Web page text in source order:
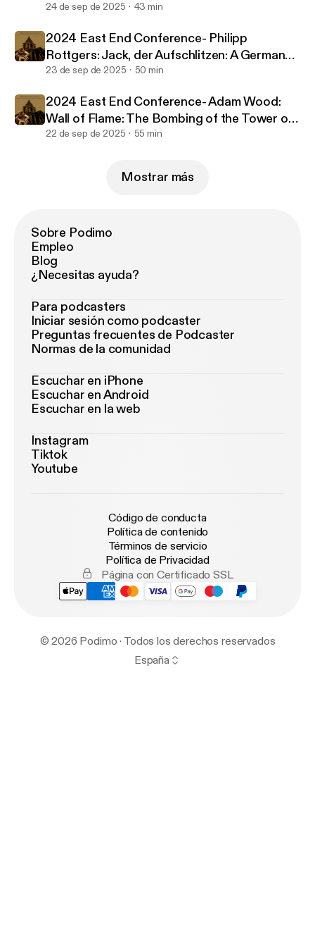
24 de sep de 2025 43 min
2024 East End Conference- Philipp
Rottgers: Jack, der Aufschlitzen: A German
perception of the Ripper murders from 1888
23 de sep de 2025 50 min
2024 East End Conference- Adam Wood:
Wall of Flame: The Bombing of the Tower of
London, 1885
22 de sep de 2025 55 min
Mostrar más
Sobre Podimo
Empleo
Blog
¿Necesitas ayuda?
Para podcasters
Iniciar sesión como podcaster
Preguntas frecuentes de Podcaster
Normas de la comunidad
Escuchar en iPhone
Escuchar en Android
Escuchar en la web
Instagram
Tiktok
Youtube
Código de conducta
Política de contenido
Términos de servicio
Política de Privacidad
Página con Certificado SSL
© 2026 Podimo · Todos los derechos reservados
España